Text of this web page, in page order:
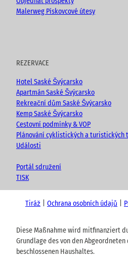
Malerweg Pískovcové útesy
REZERVACE
Hotel Saské Švýcarsko
Apartmán Saské Švýcarsko
Rekreační dům Saské Švýcarsko
Kemp Saské Švýcarsko
Cestovní podmínky & VOP
Plánování cyklistických a turistických
Události
Portál sdružení
TISK
Tiráž Ochrana osobních údajů
Diese Maßnahme wird mitfinanziert
Grundlage des von den Abgeordneten
beschlossenen Haushaltes.